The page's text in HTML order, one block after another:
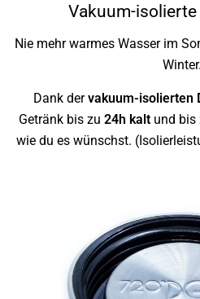
Vakuum-
Nie mehr warmes Wasser im
Winter.
Dank dervakuum-isolierten
Getränk bis zu 24h kaltund bis
wie du es wünschst.